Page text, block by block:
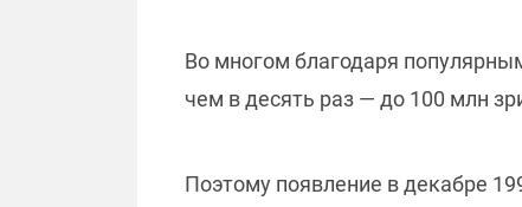
Во многом благодаря
чем в десять раз — до 100 млн
Поэтому появление в декабре